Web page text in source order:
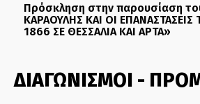
Πρόσκληση στην παρουσίαση
ΚΑΡΑΟΥΛΗΣ ΚΑΙ ΟΙ ΕΠΑΝΑΣΤΑΣΕΙΣ
1866 ΣΕ ΘΕΣΣΑΛΙΑ ΚΑΙ ΑΡΤΑ»
ΔΙΑΓΩΝΙΣΜΟΙ -